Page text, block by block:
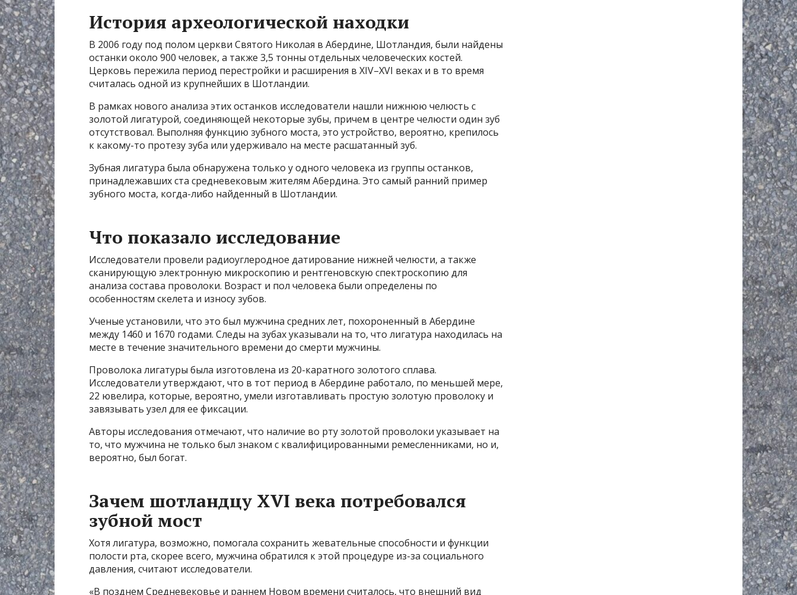
История археологической находки
В 2006 году под полом церкви Святого Николая в Абердине, Шотландия, были найдены
останки около 900 человек, а также 3,5 тонны отдельных человеческих костей.
Церковь пережила период перестройки и расширения в XIV–XVI веках и в то время
считалась одной из крупнейших в Шотландии.
В рамках нового анализа этих останков исследователи нашли нижнюю челюсть с
золотой лигатурой, соединяющей некоторые зубы, причем в центре челюсти один зуб
отсутствовал. Выполняя функцию зубного моста, это устройство, вероятно, крепилось
к какому-то протезу зуба или удерживало на месте расшатанный зуб.
Зубная лигатура была обнаружена только у одного человека из группы останков,
принадлежавших ста средневековым жителям Абердина. Это самый ранний пример
зубного моста, когда-либо найденный в Шотландии.
Что показало исследование
Исследователи провели радиоуглеродное датирование нижней челюсти, а также
сканирующую электронную микроскопию и рентгеновскую спектроскопию для
анализа состава проволоки. Возраст и пол человека были определены по
особенностям скелета и износу зубов.
Ученые установили, что это был мужчина средних лет, похороненный в Абердине
между 1460 и 1670 годами. Следы на зубах указывали на то, что лигатура находилась на
месте в течение значительного времени до смерти мужчины.
Проволока лигатуры была изготовлена из 20-каратного золотого сплава.
Исследователи утверждают, что в тот период в Абердине работало, по меньшей мере,
22 ювелира, которые, вероятно, умели изготавливать простую золотую проволоку и
завязывать узел для ее фиксации.
Авторы исследования отмечают, что наличие во рту золотой проволоки указывает на
то, что мужчина не только был знаком с квалифицированными ремесленниками, но и,
вероятно, был богат.
Зачем шотландцу XVI века потребовался
зубной мост
Хотя лигатура, возможно, помогала сохранить жевательные способности и функции
полости рта, скорее всего, мужчина обратился к этой процедуре из-за социального
давления, считают исследователи.
«В позднем Средневековье и раннем Новом времени считалось, что внешний вид